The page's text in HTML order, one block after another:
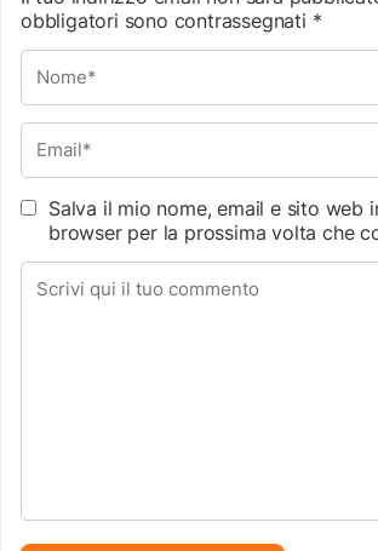
obbligatori sono contrassegnati *
Salva il mio nome, email e sito web
browser per la prossima volta che